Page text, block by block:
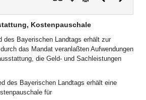
Kostenpauschale
des Bayerischen Landtags erhält zur
das Mandat veranlaßten Aufwendungen
die Geld- und Sachleistungen
des Bayerischen Landtags erhält eine
für